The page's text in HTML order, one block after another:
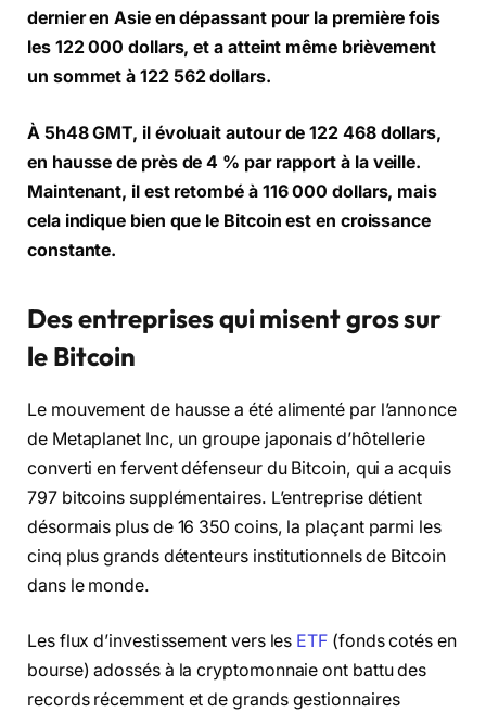
dernier en Asie en dépassant pour la première fois
les 122 000 dollars, et a atteint même brièvement
un sommet à 122 562 dollars.
À 5h48 GMT, il évoluait autour de 122 468 dollars,
en hausse de près de 4 % par rapport à la veille.
Maintenant, il est retombé à 116 000 dollars, mais
cela indique bien que le Bitcoin est en croissance
constante.
Des entreprises qui misent gros sur
le Bitcoin
Le mouvement de hausse a été alimenté par l’annonce
de Metaplanet Inc, un groupe japonais d’hôtellerie
converti en fervent défenseur du Bitcoin, qui a acquis
797 bitcoins supplémentaires. L’entreprise détient
désormais plus de 16 350 coins, la plaçant parmi les
cinq plus grands détenteurs institutionnels de Bitcoin
dans le monde.
Les flux d’investissement vers les ETF(fonds cotés en
bourse) adossés à la cryptomonnaie ont battu des
records récemment et de grands gestionnaires